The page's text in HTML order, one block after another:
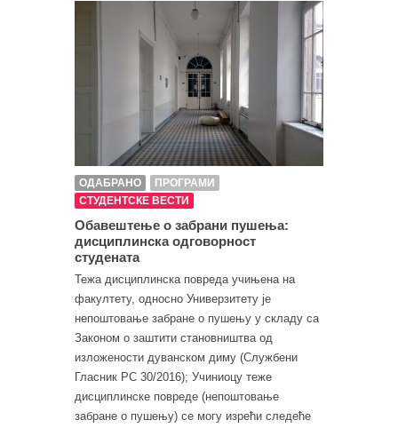
ОДАБРАНО
ПРОГРАМИ
СТУДЕНТСКЕ ВЕСТИ
Обавештење о забрани пушења:
дисциплинска одговорност
студената
Тежа дисциплинска повреда учињена на
факултету, односно Универзитету је
непоштовање забране о пушењу у складу са
Законом о заштити становништва од
изложености дуванском диму (Службени
Гласник РС 30/2016); Учиниоцу теже
дисциплинске повреде (непоштовање
забране о пушењу) се могу изрећи следеће